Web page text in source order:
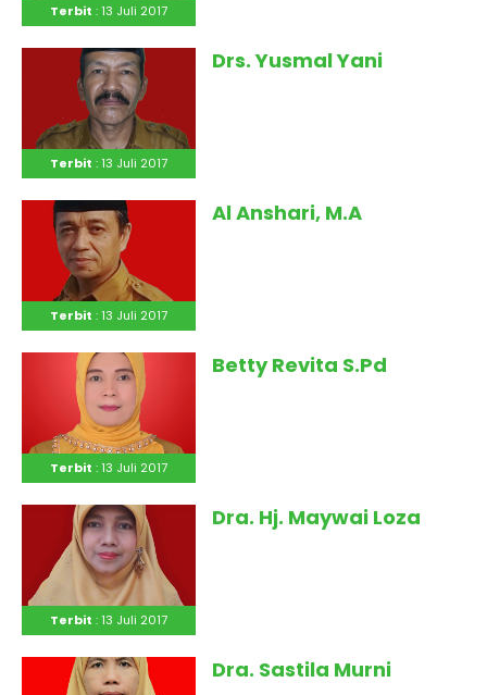
Terbit : 13 Juli 2017
Terbit : 13 Juli 2017
Drs. Yusmal Yani
Terbit : 13 Juli 2017
Al Anshari, M.A
Terbit : 13 Juli 2017
Betty Revita S.Pd
Terbit : 13 Juli 2017
Dra. Hj. Maywai Loza
Dra. Sastila Murni